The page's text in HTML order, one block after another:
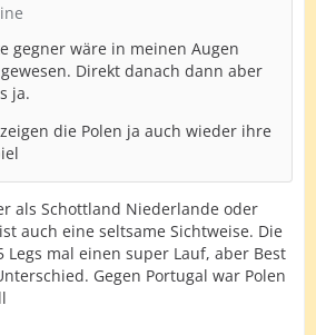
gegner wäre in meinen Augen
Direkt danach dann aber
ja.
die Polen ja auch wieder ihre
als Schottland Niederlande oder
auch eine seltsame Sichtweise. Die
mal einen super Lauf, aber Best
Gegen Portugal war Polen